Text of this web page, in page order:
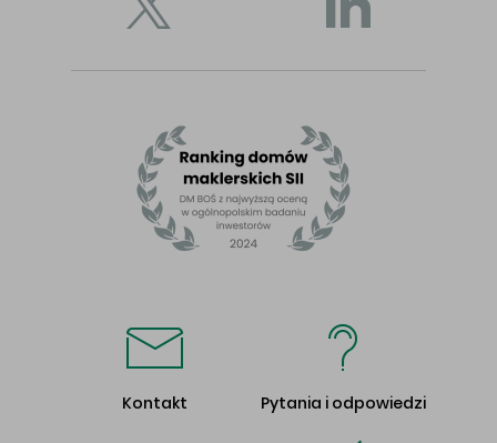
Kontakt Pytania i odpowiedzi